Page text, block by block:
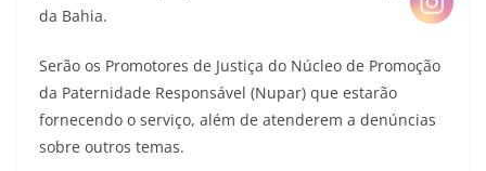
da Bahia.
Serão os Promotores de Justiça do Núcleo de Promoção
da Paternidade Responsável (Nupar) que estarão
fornecendo o serviço, além de atenderem a denúncias
sobre outros temas.